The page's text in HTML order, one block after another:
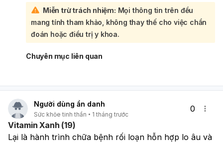
thất bại. Điều quan trọng là bạn đã nhận ra đó là triệu
chứng bệnh, biết trấn tĩnh bản thân và vẫn tiếp tục cố
gắng:
Bạn nên tiếp tục:
Uống thuốc đúng liều, đúng giờ, không tự ý ngưng.
Chia kế hoạch lớn thành các việc rất nhỏ, dễ làm hơn.
Theo dõi triệu chứng và tái khám đúng hẹn để bác sĩ
mất ngủ nặng hơn, hoặc xuất hiện ý nghĩ làm hại bản
thân, bạn cần đi khám ngay hoặc liên hệ bác sĩ/ người
thân hỗ trợ. Bạn đang đi đúng hướng, cứ kiên trì từng
chút một.
Miễn trừ trách nhiệm: Mọi thông tin trên đều
mang tính tham khảo, không thay thế cho việc chẩn
đoán hoặc điều trị y khoa.
Chuyên mục liên quan
Người dùng ẩn danh
Sức khỏe tinh thần 1 tháng trước
0
Vitamin Xanh (19)
Lại là hành trình chữa bệnh rối loạn hỗn hợp lo âu và